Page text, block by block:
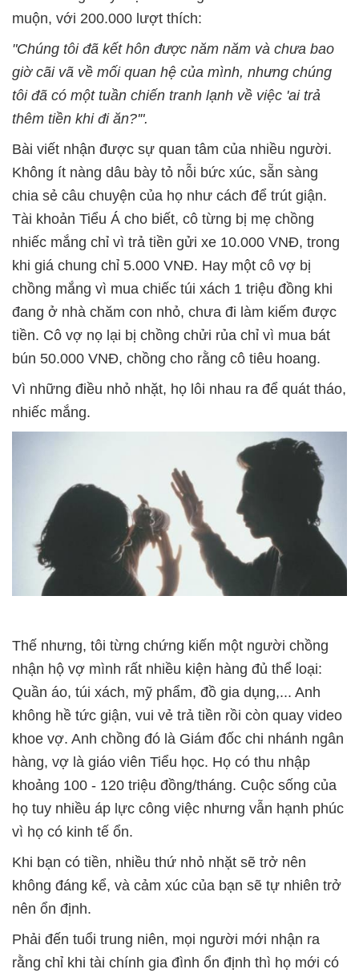
muộn, với 200.000 lượt thích:
"Chúng tôi đã kết hôn được năm năm và chưa bao
giờ cãi vã về mối quan hệ của mình, nhưng chúng
tôi đã có một tuần chiến tranh lạnh về việc 'ai trả
thêm tiền khi đi ăn?'".
Bài viết nhận được sự quan tâm của nhiều người.
Không ít nàng dâu bày tỏ nỗi bức xúc, sẵn sàng
chia sẻ câu chuyện của họ như cách để trút giận.
Tài khoản Tiểu Á cho biết, cô từng bị mẹ chồng
nhiếc mắng chỉ vì trả tiền gửi xe 10.000 VNĐ, trong
khi giá chung chỉ 5.000 VNĐ. Hay một cô vợ bị
chồng mắng vì mua chiếc túi xách 1 triệu đồng khi
đang ở nhà chăm con nhỏ, chưa đi làm kiếm được
tiền. Cô vợ nọ lại bị chồng chửi rủa chỉ vì mua bát
bún 50.000 VNĐ, chồng cho rằng cô tiêu hoang.
Vì những điều nhỏ nhặt, họ lôi nhau ra để quát tháo,
nhiếc mắng.
Thế nhưng, tôi từng chứng kiến một người chồng
nhận hộ vợ mình rất nhiều kiện hàng đủ thể loại:
Quần áo, túi xách, mỹ phẩm, đồ gia dụng,... Anh
không hề tức giận, vui vẻ trả tiền rồi còn quay video
khoe vợ. Anh chồng đó là Giám đốc chi nhánh ngân
hàng, vợ là giáo viên Tiểu học. Họ có thu nhập
khoảng 100 - 120 triệu đồng/tháng. Cuộc sống của
họ tuy nhiều áp lực công việc nhưng vẫn hạnh phúc
vì họ có kinh tế ổn.
Khi bạn có tiền, nhiều thứ nhỏ nhặt sẽ trở nên
không đáng kể, và cảm xúc của bạn sẽ tự nhiên trở
nên ổn định.
Phải đến tuổi trung niên, mọi người mới nhận ra
rằng chỉ khi tài chính gia đình ổn định thì họ mới có